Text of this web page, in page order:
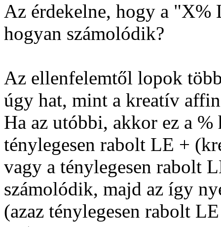
Az érdekelne, hogy a
hogyan számolódik?
Az ellenfelemtől lopok
úgy hat, mint a kreatív
Ha az utóbbi, akkor ez a
ténylegesen rabolt LE +
vagy a ténylegesen rabolt
számolódik, majd az így
(azaz ténylegesen rabolt